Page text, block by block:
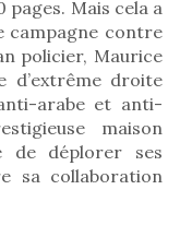
pages. Mais cela a
campagne contre
policier, Maurice
d’extrême droite
arabe et anti-
maison
de déplorer ses
sa collaboration